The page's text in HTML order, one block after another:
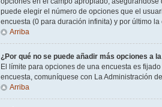
puede elegir el número de opciones que el
encuesta (0 para duración infinita) y por último
Arriba
¿Por qué no se puede añadir más opciones a
El límite para opciones de una encuesta es
encuesta, comuníquese con La Administración
Arriba